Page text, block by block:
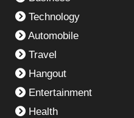
Technology
Automobile
Travel
Hangout
Entertainment
Health